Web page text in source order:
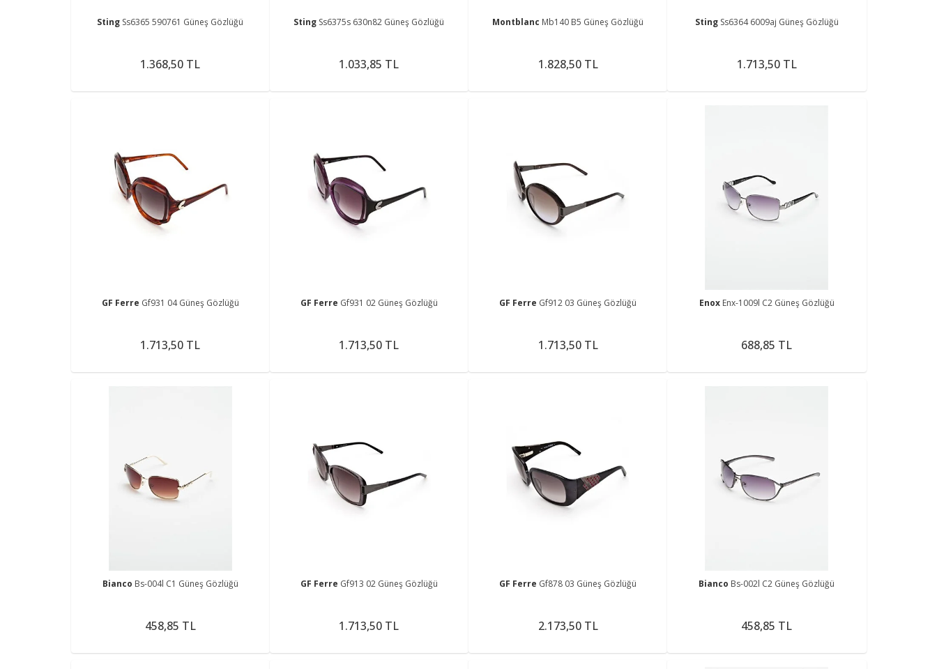
Sting Ss6365 590761 Güneş Gözlüğü
1.368,50 TL
Sting Ss6375s 630n82 Güneş Gözlüğü
1.033,85 TL
Montblanc Mb140 B5 Güneş Gözlüğü
1.828,50 TL
Sting Ss6364 6009aj Güneş Gözlüğü
1.713,50 TL
GF Ferre Gf931 04 Güneş Gözlüğü
1.713,50 TL
GF Ferre Gf931 02 Güneş Gözlüğü
1.713,50 TL
GF Ferre Gf912 03 Güneş Gözlüğü
1.713,50 TL
Enox Enx-1009l C2 Güneş Gözlüğü
688,85 TL
Bianco Bs-004l C1 Güneş Gözlüğü
458,85 TL
GF Ferre Gf913 02 Güneş Gözlüğü
1.713,50 TL
GF Ferre Gf878 03 Güneş Gözlüğü
2.173,50 TL
Bianco Bs-002l C2 Güneş Gözlüğü
458,85 TL